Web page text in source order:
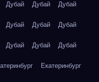
Дубай Дубай Дубай
Дубай Дубай Дубай
Дубай Дубай Дубай
Екатеринбург